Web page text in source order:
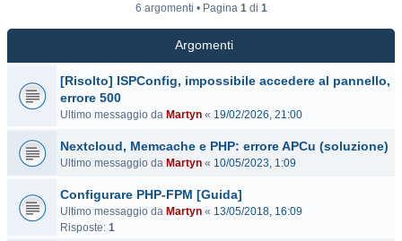
6 argomenti • Pagina 1di 1
Argomenti
[Risolto] ISPConfig, impossibile accedere al pannello,
errore 500
Ultimo messaggio da Martyn « 19/02/2026, 21:00
Nextcloud, Memcache e PHP: errore APCu (soluzione)
Ultimo messaggio da Martyn « 10/05/2023, 1:09
Configurare PHP-FPM [Guida]
Ultimo messaggio da Martyn « 13/05/2018, 16:09
Risposte: 1